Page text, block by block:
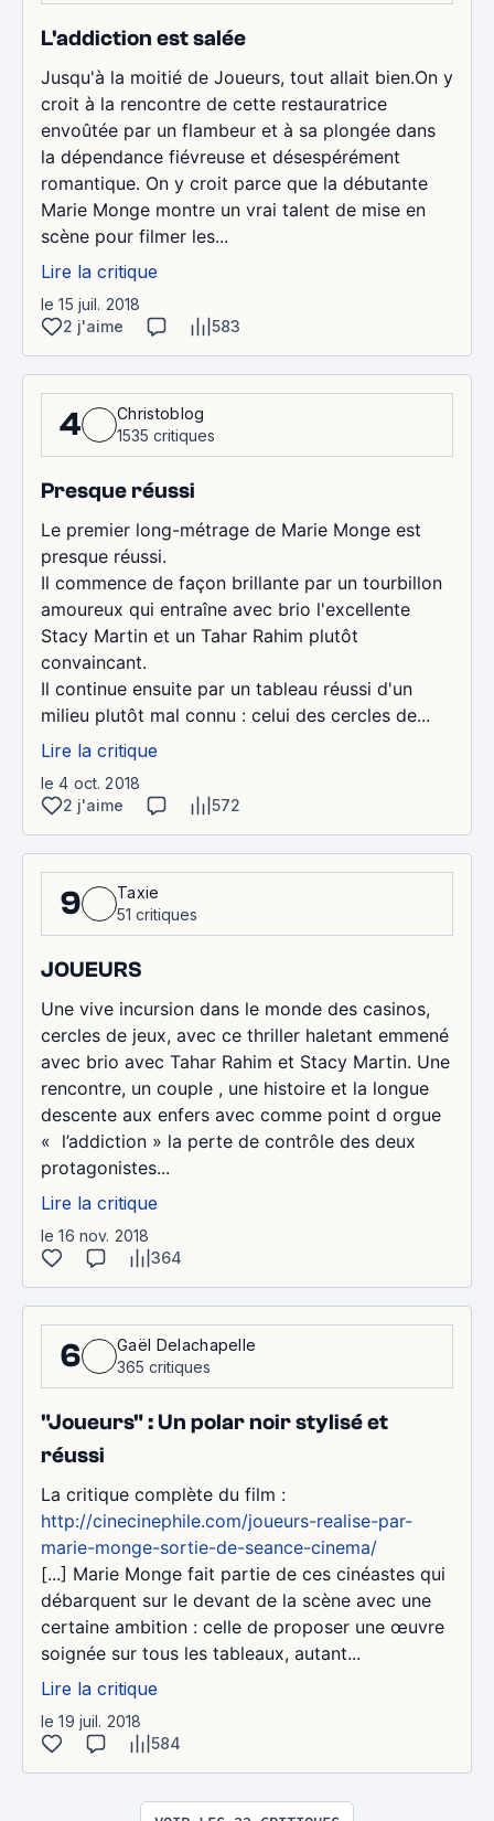
L'addiction est salée
Jusqu'à la moitié de Joueurs, tout allait bien.On y
croit à la rencontre de cette restauratrice
envoûtée par un flambeur et à sa plongée dans
la dépendance fiévreuse et désespérément
romantique. On y croit parce que la débutante
Marie Monge montre un vrai talent de mise en
scène pour filmer les...
Lire la critique
le 15 juil. 2018
2 j'aime
583
4
Christoblog
1535 critiques
Presque réussi
Le premier long-métrage de Marie Monge est
presque réussi.
Il commence de façon brillante par un tourbillon
amoureux qui entraîne avec brio l'excellente
Stacy Martin et un Tahar Rahim plutôt
convaincant.
Il continue ensuite par un tableau réussi d'un
milieu plutôt mal connu : celui des cercles de...
Lire la critique
le 4 oct. 2018
2 j'aime
572
9
Taxie
51 critiques
JOUEURS
Une vive incursion dans le monde des casinos,
cercles de jeux, avec ce thriller haletant emmené
avec brio avec Tahar Rahim et Stacy Martin. Une
rencontre, un couple , une histoire et la longue
descente aux enfers avec comme point d orgue
« l’addiction » la perte de contrôle des deux
protagonistes...
Lire la critique
le 16 nov. 2018
364
6
Gaël Delachapelle
365 critiques
"Joueurs" : Un polar noir stylisé et
réussi
La critique complète du film :
http://cinecinephile.com/joueurs-realise-par-
marie-monge-sortie-de-seance-cinema/
[...] Marie Monge fait partie de ces cinéastes qui
débarquent sur le devant de la scène avec une
certaine ambition : celle de proposer une œuvre
soignée sur tous les tableaux, autant...
Lire la critique
le 19 juil. 2018
584